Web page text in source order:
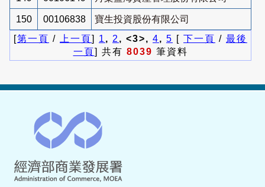
150 00106838
寶生投資股份有限公司
[第一頁 / 上一頁] 1 , 2 , <3>, 4, 5 [ 下一頁 / 最後
一頁] 共有 8039 筆資料